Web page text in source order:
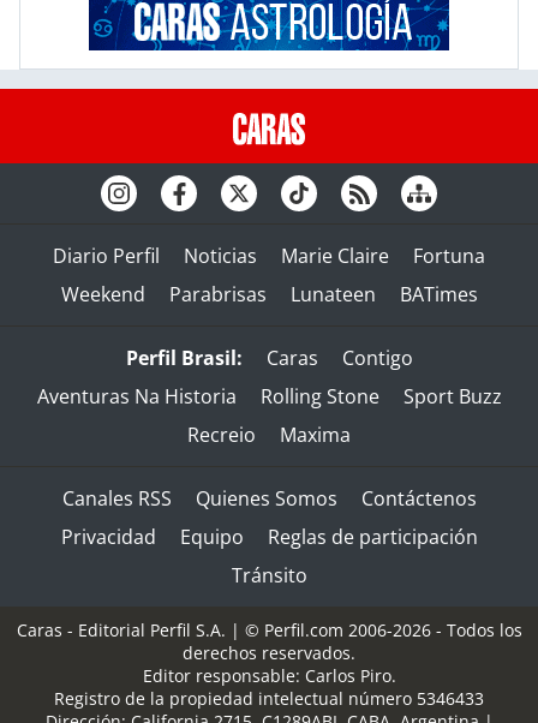
Diario Perfil Noticias Marie Claire
Fortuna
Weekend
Parabrisas Lunateen BATimes
Perfil Brasil: Caras
Contigo
Aventuras Na Historia
Rolling Stone
Sport Buzz
Recreio
Maxima
Canales RSS Quienes Somos
Contáctenos
Privacidad
Equipo
Reglas de participación
Tránsito
Caras - Editorial Perfil S.A. | © Perfil.com 2006-2026 - Todos los
derechos reservados.
Editor responsable: Carlos Piro.
Registro de la propiedad intelectual número 5346433